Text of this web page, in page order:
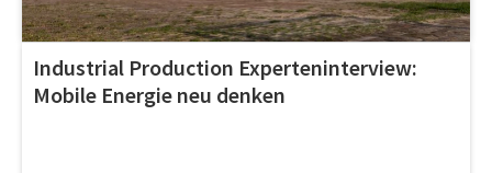
Industrial Production Experteninterview:
Mobile Energie neu denken